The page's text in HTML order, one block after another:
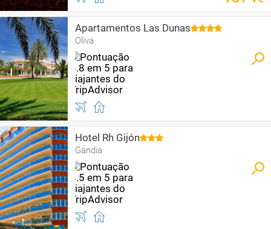
Apartamentos Las Dunas
Oliva
Hotel Rh Gijón
Gandia